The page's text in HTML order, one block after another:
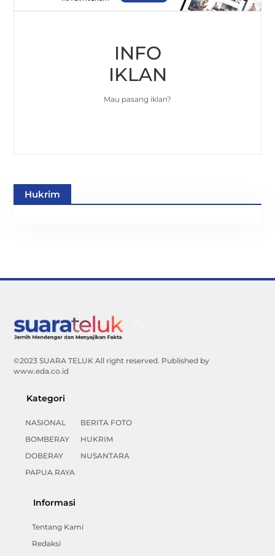
INFO
IKLAN
Mau pasang iklan?
Hukrim
©2023 SUARA TELUK All right reserved. Published by
www.eda.co.id
Kategori
NASIONAL
BOMBERAY
DOBERAY
PAPUA RAYA
BERITA FOTO
HUKRIM
NUSANTARA
Informasi
Tentang Kami
Redaksi